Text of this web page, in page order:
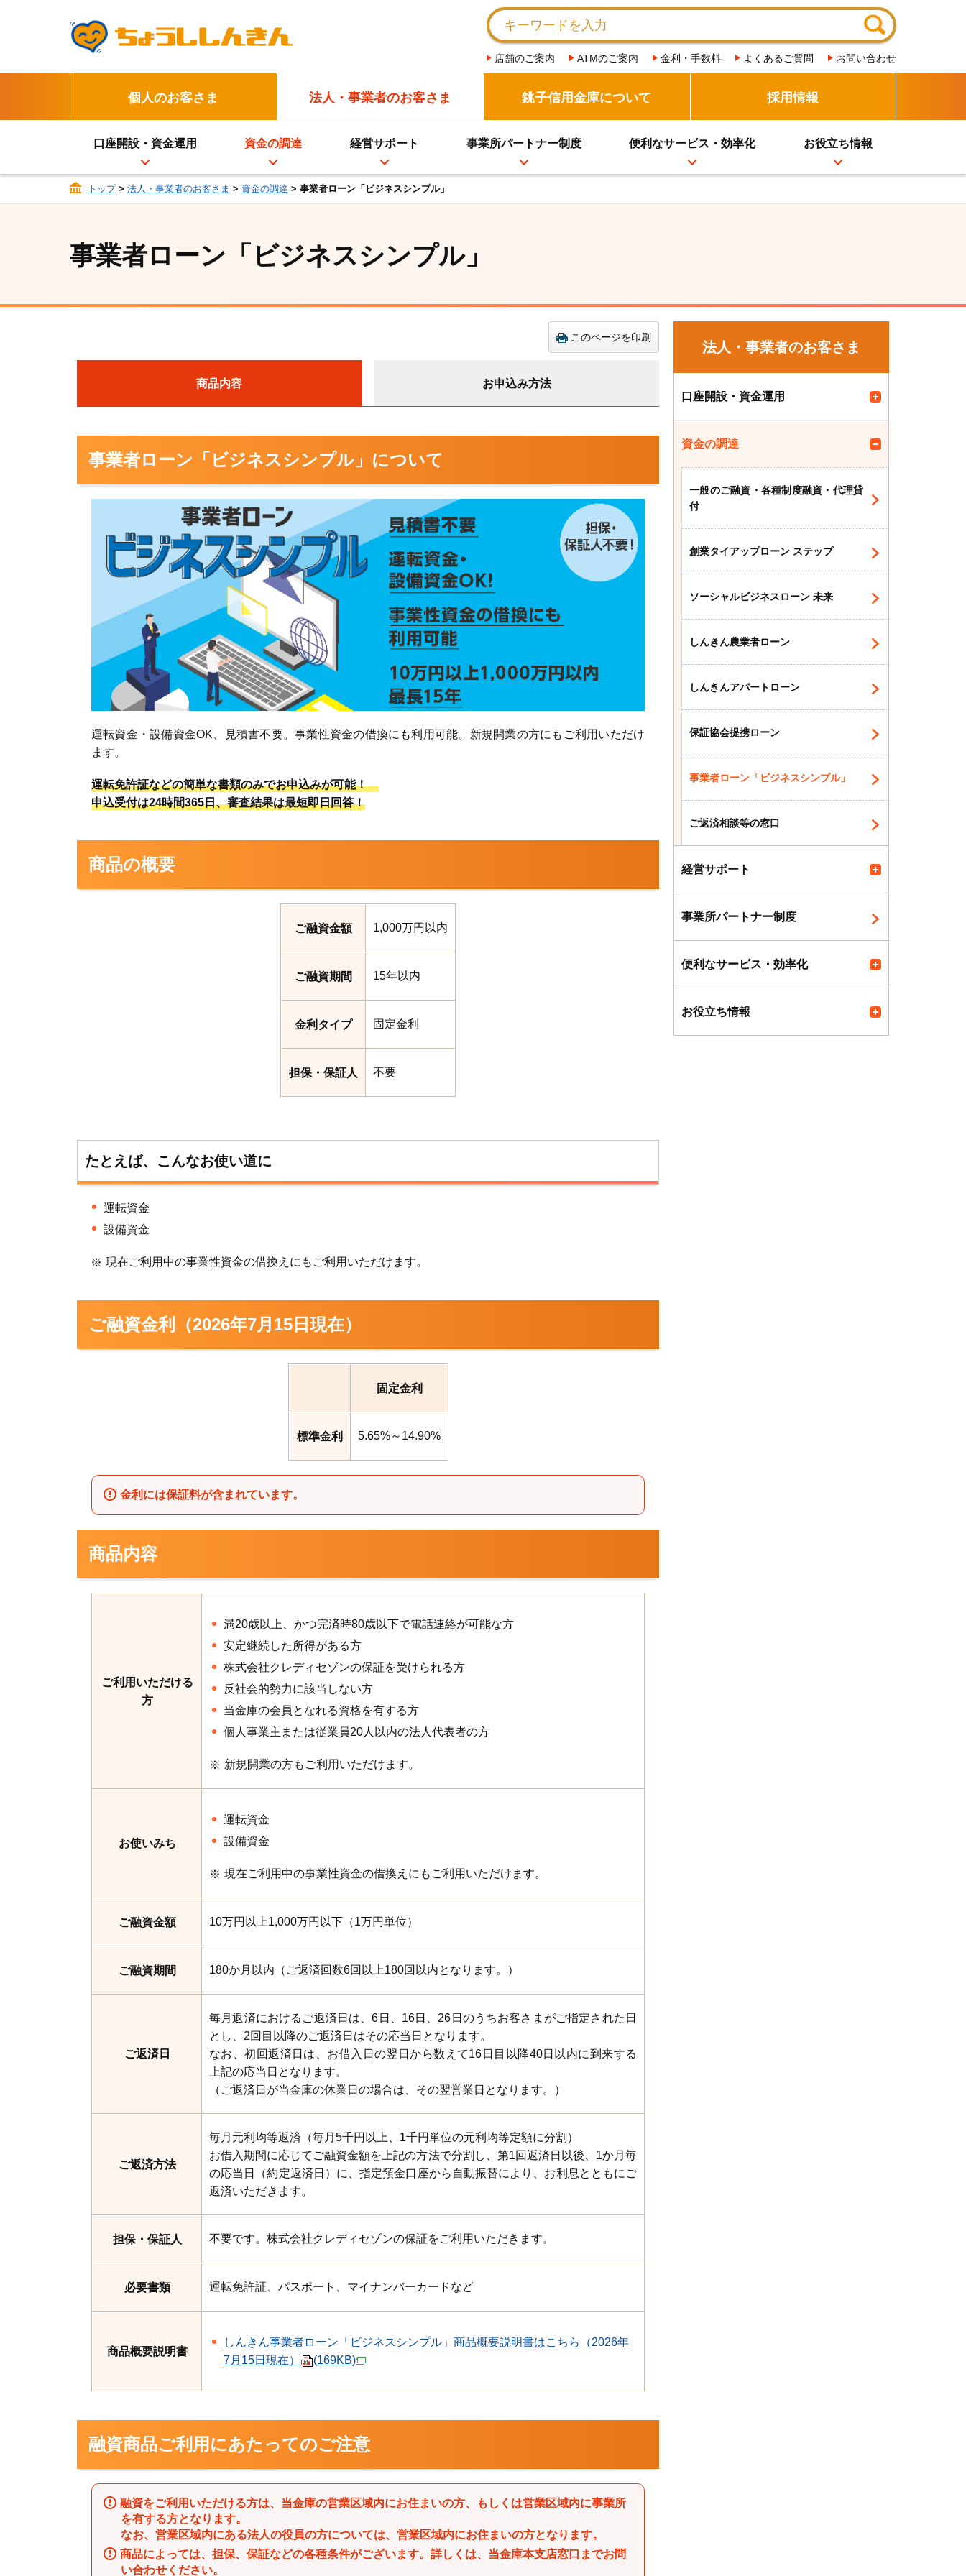
店舗のご案内 ATMのご案内 金利・手数料 よくあるご質問 お問い合わせ
個人のお客さま 法人・事業者のお客さま
口座開設・資金運用 資金の調達 経営サポート 事業所パートナー制度 便利なサービス・効率化 お役立ち情報
銚子信用金庫について 採用情報
トップ> 法人・事業者のお客さま > 資金の調達 > 事業者ローン「ビジネスシンプル」
事業者ローン「ビジネスシンプル」
このページを印刷
商品内容 お申込み方法
事業者ローン「ビジネスシンプル」について
運転資金・設備資金OK、見積書不要。事業性資金の借換にも利用可能。新規開業の方にもご利用いただけ
ます。
運転免許証などの簡単な書類のみでお申込みが可能！
申込受付は24時間365日、審査結果は最短即日回答！
商品の概要
ご融資金額 1,000万円以内
ご融資期間 15年以内
金利タイプ 固定金利
担保・保証人 不要
たとえば、こんなお使い道に
運転資金
設備資金
現在ご利用中の事業性資金の借換えにもご利用いただけます。
ご融資金利（2026年7月15日現在）
固定金利
標準金利 5.65%～14.90%
金利には保証料が含まれています。
商品内容
ご利用いただける
方
満20歳以上、かつ完済時80歳以下で電話連絡が可能な方
安定継続した所得がある方
株式会社クレディセゾンの保証を受けられる方
反社会的勢力に該当しない方
当金庫の会員となれる資格を有する方
個人事業主または従業員20人以内の法人代表者の方
新規開業の方もご利用いただけます。
お使いみち
運転資金
設備資金
現在ご利用中の事業性資金の借換えにもご利用いただけます。
ご融資金額 10万円以上1,000万円以下（1万円単位）
ご融資期間 180か月以内（ご返済回数6回以上180回以内となります。）
ご返済日
毎月返済におけるご返済日は、6日、16日、26日のうちお客さまがご指定された日
とし、2回目以降のご返済日はその応当日となります。
なお、初回返済日は、お借入日の翌日から数えて16日目以降40日以内に到来する
上記の応当日となります。
（ご返済日が当金庫の休業日の場合は、その翌営業日となります。）
ご返済方法
毎月元利均等返済（毎月5千円以上、1千円単位の元利均等定額に分割）
お借入期間に応じてご融資金額を上記の方法で分割し、第1回返済日以後、1か月毎
の応当日（約定返済日）に、指定預金口座から自動振替により、お利息とともにご
返済いただきます。
担保・保証人 不要です。株式会社クレディセゾンの保証をご利用いただきます。
必要書類 運転免許証、パスポート、マイナンバーカードなど
商品概要説明書
しんきん事業者ローン「ビジネスシンプル」商品概要説明書はこちら（2026年
7月15日現在）
(169KB)
融資商品ご利用にあたってのご注意
融資をご利用いただける方は、当金庫の営業区域内にお住まいの方、もしくは営業区域内に事業所
を有する方となります。
なお、営業区域内にある法人の役員の方については、営業区域内にお住まいの方となります。
商品によっては、担保、保証などの各種条件がございます。詳しくは、当金庫本支店窓口までお問
い合わせください。
法人・事業者のお客さま
口座開設・資金運用
資金の調達
一般のご融資・各種制度融資・代理貸
付
創業タイアップローン ステップ
ソーシャルビジネスローン 未来
しんきん農業者ローン
しんきんアパートローン
保証協会提携ローン
事業者ローン「ビジネスシンプル」
ご返済相談等の窓口
経営サポート
事業所パートナー制度
便利なサービス・効率化
お役立ち情報